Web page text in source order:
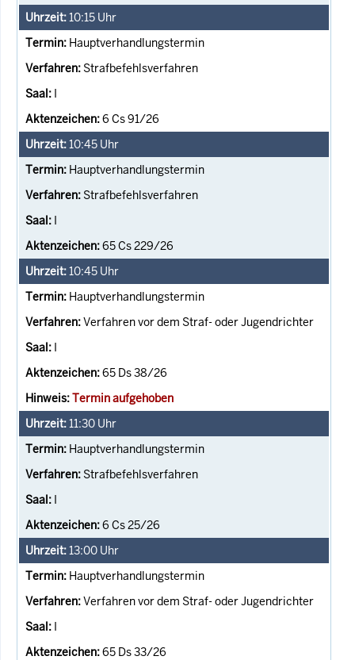
10:15 Uhr
Hauptverhandlungstermin
Strafbefehlsverfahren
I
6 Cs 91/26
10:45 Uhr
Hauptverhandlungstermin
Strafbefehlsverfahren
I
65 Cs 229/26
10:45 Uhr
Hauptverhandlungstermin
Verfahren vor dem Straf- oder Jugendrichter
I
65 Ds 38/26
Termin aufgehoben
11:30 Uhr
Hauptverhandlungstermin
Strafbefehlsverfahren
I
6 Cs 25/26
13:00 Uhr
Hauptverhandlungstermin
Verfahren vor dem Straf- oder Jugendrichter
I
65 Ds 33/26